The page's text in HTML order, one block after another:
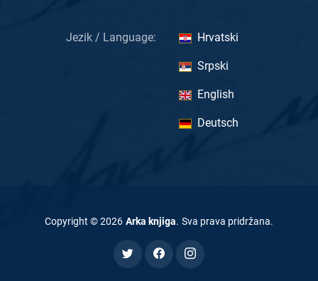
Jezik / Language: Hrvatski
Srpski
English
Deutsch
Copyright ©2026 Arka knjiga. Sva prava pridržana.